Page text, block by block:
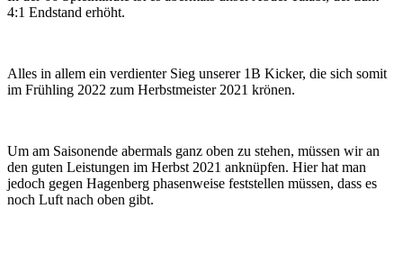
4:1 Endstand erhöht.
Alles in allem ein verdienter Sieg unserer 1B Kicker, die sich somit
im Frühling 2022 zum Herbstmeister 2021 krönen.
Um am Saisonende abermals ganz oben zu stehen, müssen wir an
den guten Leistungen im Herbst 2021 anknüpfen. Hier hat man
jedoch gegen Hagenberg phasenweise feststellen müssen, dass es
noch Luft nach oben gibt.